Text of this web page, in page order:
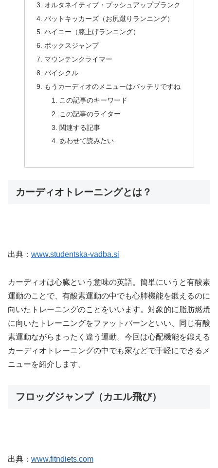
オルタネイティブ・プッシュアッププランク
バットキッカーズ（お尻蹴りランニング）
ハイニー（膝上げランニング）
ボックスジャンプ
マウンテンクライマー
バイシクル
もうカーディオのメニューはバッチリですね
この記事のキーワード
この記事のライター
関連する記事
あわせて読みたい
カーディオトレーニングとは？
出典： www.studentska-vadba.si
カーディオは心臓という意味の英語。簡単にいうと有酸素
運動のことで、有酸素運動の中でも心肺機能を鍛えるのに
向いたトレーニングのことをいいます。対象的に脂肪燃焼
に向いたトレーニングをファットバーンといい、同じ有酸
素運動ながらまったく違う運動。今回は心配機能を鍛える
カーディオトレーニングの中でも家などで手軽にできるメ
ニューを紹介します。
フロッグジャンプ（カエル飛び）
出典： www.fitndiets.com